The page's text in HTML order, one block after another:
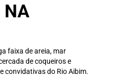
NA
faixa de areia, mar
de coqueiros e
convidativas do Rio Aibim.